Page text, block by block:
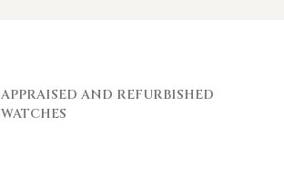
APPRAISED AND REFURBISHED
WATCHES